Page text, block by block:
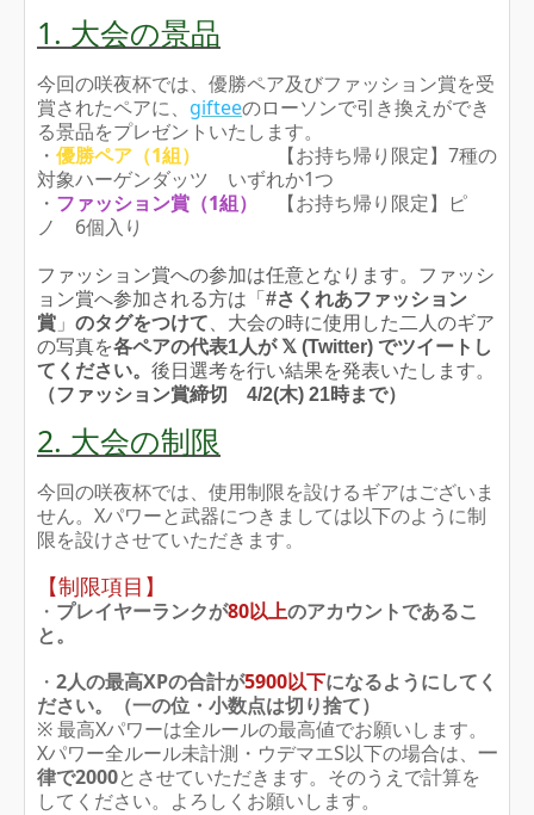
1. 大会の景品
今回の咲夜杯では、優勝ペア及びファッション賞を受
賞されたペアに、 gifteeのローソンで引き換えができ
る景品をプレゼントいたします。
・ 優勝ペア（1組）
【お持ち帰り限定】7種の
対象ハーゲンダッツ いずれか1つ
・ ファッション賞（1組）
【お持ち帰り限定】ピ
ノ 6個入り
ファッション賞への参加は任意となります。ファッシ
ョン賞へ参加される方は「 #さくれあファッション
賞 」 のタグをつけて 、大会の時に使用した二人のギア
の写真を各ペアの代表1人が 𝕏 (Twitter) でツイートし
てください。 後日選考を行い結果を発表いたします。
（ファッション賞締切 4/2(木) 21時まで）
2. 大会の制限
今回の咲夜杯では、使用制限を設けるギアはございま
せん。Xパワーと武器につきましては以下のように制
限を設けさせていただきます。
【制限項目】
・ プレイヤーランクが80以上のアカウントであるこ
と。
・ 2人の最高XPの合計が5900以下になるようにしてく
ださい。（一の位・小数点は切り捨て）
※ 最高Xパワーは全ルールの最高値でお願いします。
Xパワー全ルール未計測・ウデマエS以下の場合は、 一
律で2000とさせていただきます。そのうえで計算を
してください。よろしくお願いします。